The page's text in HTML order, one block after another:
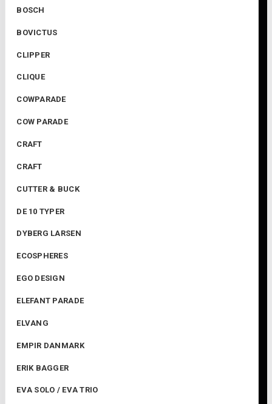
BOSCH
BOVICTUS
CLIPPER
CLIQUE
COWPARADE
COW PARADE
CRAFT
CRAFT
CUTTER & BUCK
DE 10 TYPER
DYBERG LARSEN
ECOSPHERES
EGO DESIGN
ELEFANT PARADE
ELVANG
EMPIR DANMARK
ERIK BAGGER
EVA SOLO / EVA TRIO